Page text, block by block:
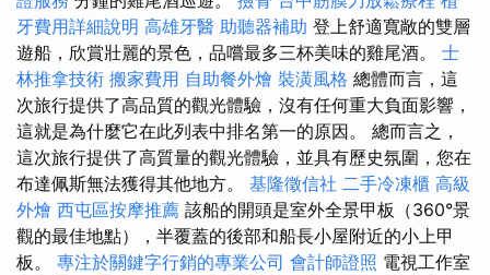
牙費用詳細說明 高雄牙醫 助聽器補助 登上舒適寬敞的雙層
遊船，欣賞壯麗的景色，品嚐最多三杯美味的雞尾酒。 士
林推拿技術 搬家費用 自助餐外燴 裝潢風格 總體而言，這
次旅行提供了高品質的觀光體驗，沒有任何重大負面影響，
這就是為什麼它在此列表中排名第一的原因。 總而言之，
這次旅行提供了高質量的觀光體驗，並具有歷史氛圍，您在
布達佩斯無法獲得其他地方。 基隆徵信社 二手冷凍櫃 高級
外燴 西屯區按摩推薦 該船的開頭是室外全景甲板（360°景
觀的最佳地點），半覆蓋的後部和船長小屋附近的小上甲
板。 專注於關鍵字行銷的專業公司 會計師證照 電視工作室